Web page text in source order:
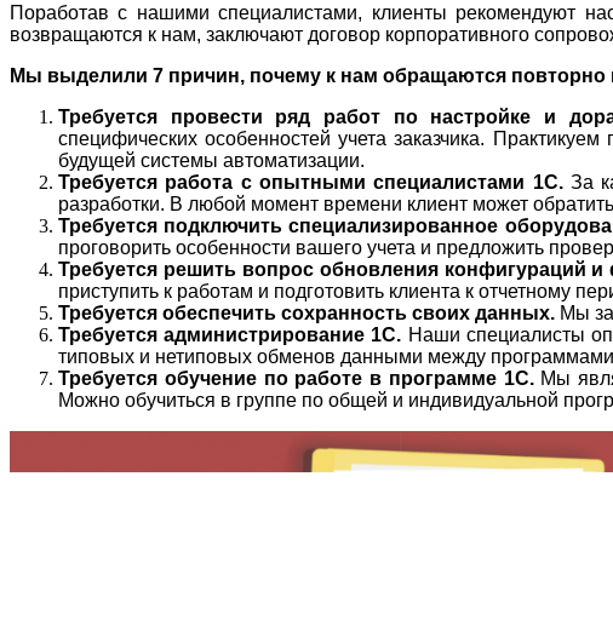
Поработав с нашими специалистами, клиенты рекомендуют
возвращаются к нам, заключают договор корпоративного
Мы выделили 7 причин, почему к нам обращаются повторно
Требуется провести ряд работ по настройке и
специфических особенностей учета заказчика.
будущей системы автоматизации.
Требуется работа с опытными специалистами 1С.За
разработки. В любой момент времени клиент может
Требуется подключить специализированное
проговорить особенности вашего учета и предложить
Требуется решить вопрос обновления конфигураций и
приступить к работам и подготовить клиента к отчетному
Требуется обеспечить сохранность своих данных. Мы
Требуется администрирование 1С. Наши специалисты
типовых и нетиповых обменов данными между
Требуется обучение по работе в программе 1С.Мы
Можно обучиться в группе по общей и индивидуальной